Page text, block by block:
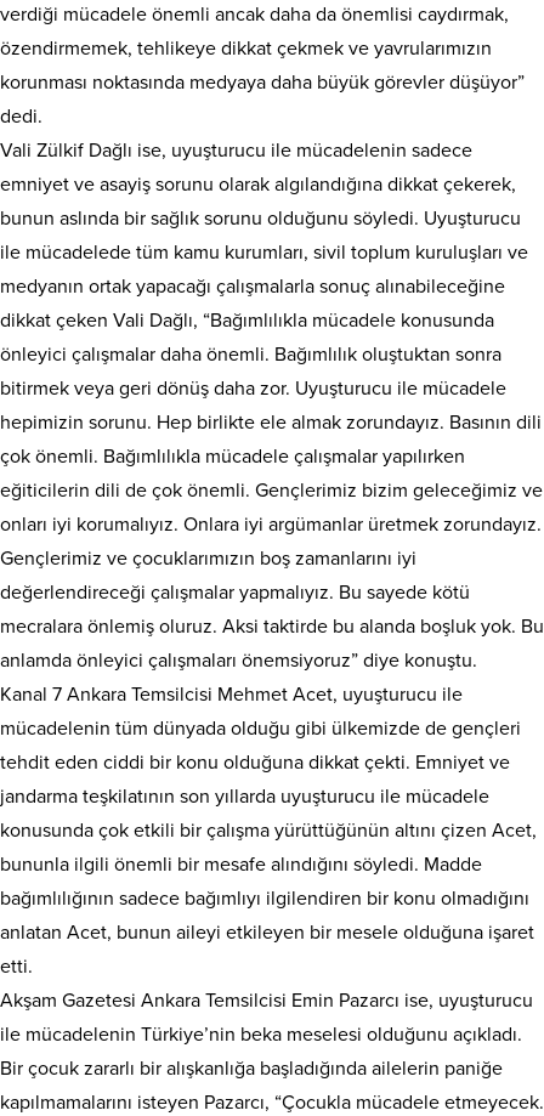
verdiği mücadele önemli ancak daha da önemlisi caydırmak,
özendirmemek, tehlikeye dikkat çekmek ve yavrularımızın
korunması noktasında medyaya daha büyük görevler düşüyor”
dedi.
Vali Zülkif Dağlı ise, uyuşturucu ile mücadelenin sadece
emniyet ve asayiş sorunu olarak algılandığına dikkat çekerek,
bunun aslında bir sağlık sorunu olduğunu söyledi. Uyuşturucu
ile mücadelede tüm kamu kurumları, sivil toplum kuruluşları ve
medyanın ortak yapacağı çalışmalarla sonuç alınabileceğine
dikkat çeken Vali Dağlı, “Bağımlılıkla mücadele konusunda
önleyici çalışmalar daha önemli. Bağımlılık oluştuktan sonra
bitirmek veya geri dönüş daha zor. Uyuşturucu ile mücadele
hepimizin sorunu. Hep birlikte ele almak zorundayız. Basının dili
çok önemli. Bağımlılıkla mücadele çalışmalar yapılırken
eğiticilerin dili de çok önemli. Gençlerimiz bizim geleceğimiz ve
onları iyi korumalıyız. Onlara iyi argümanlar üretmek zorundayız.
Gençlerimiz ve çocuklarımızın boş zamanlarını iyi
değerlendireceği çalışmalar yapmalıyız. Bu sayede kötü
mecralara önlemiş oluruz. Aksi taktirde bu alanda boşluk yok. Bu
anlamda önleyici çalışmaları önemsiyoruz” diye konuştu.
Kanal 7 Ankara Temsilcisi Mehmet Acet, uyuşturucu ile
mücadelenin tüm dünyada olduğu gibi ülkemizde de gençleri
tehdit eden ciddi bir konu olduğuna dikkat çekti. Emniyet ve
jandarma teşkilatının son yıllarda uyuşturucu ile mücadele
konusunda çok etkili bir çalışma yürüttüğünün altını çizen Acet,
bununla ilgili önemli bir mesafe alındığını söyledi. Madde
bağımlılığının sadece bağımlıyı ilgilendiren bir konu olmadığını
anlatan Acet, bunun aileyi etkileyen bir mesele olduğuna işaret
etti.
Akşam Gazetesi Ankara Temsilcisi Emin Pazarcı ise, uyuşturucu
ile mücadelenin Türkiye’nin beka meselesi olduğunu açıkladı.
Bir çocuk zararlı bir alışkanlığa başladığında ailelerin paniğe
kapılmamalarını isteyen Pazarcı, “Çocukla mücadele etmeyecek.